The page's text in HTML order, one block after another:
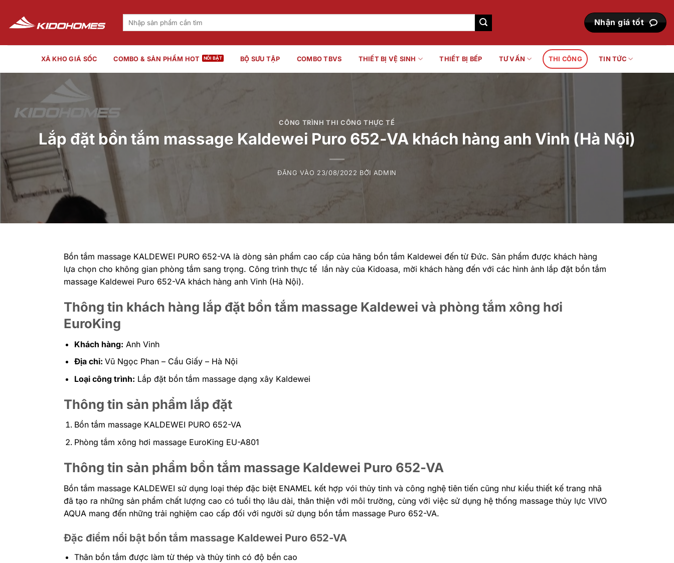
nội
dung
Tìm
Nhận giá tốt
XẢ KHO GIÁ SỐC COMBO & SẢN PHẨM HOT BỘ SƯU TẬP COMBO TBVS THIẾT BỊ VỆ SINH THIẾT BỊ BẾP TƯ VẤN THI CÔNG TIN TỨC
CÔNG TRÌNH THI CÔNG THỰC TẾ
Lắp đặt bồn tắm massage Kaldewei Puro 652-VA khách hàng anh Vinh (Hà Nội)
ĐĂNG VÀO 23/08/2022 BỞI ADMIN
Bồn tắm massage KALDEWEI PURO 652-VA là dòng sản phẩm cao cấp của hãng bồn tắm Kaldewei đến từ Đức. Sản phẩm được khách hàng
lựa chọn cho không gian phòng tắm sang trọng. Công trình thực tế lần này của Kidoasa, mời khách hàng đến với các hình ảnh lắp đặt bồn tắm
massage Kaldewei Puro 652-VA khách hàng anh Vinh (Hà Nội).
Thông tin khách hàng lắp đặt bồn tắm massage Kaldewei và phòng tắm xông hơi
EuroKing
Khách hàng: Anh Vinh
Địa chỉ: Vũ Ngọc Phan – Cầu Giấy – Hà Nội
Loại công trình: Lắp đặt bồn tắm massage dạng xây Kaldewei
Thông tin sản phẩm lắp đặt
Bồn tắm massage KALDEWEI PURO 652-VA
Phòng tắm xông hơi massage EuroKing EU-A801
Thông tin sản phẩm bồn tắm massage Kaldewei Puro 652-VA
Bồn tắm massage KALDEWEI sử dụng loại thép đặc biệt ENAMEL kết hợp vói thủy tinh và công nghệ tiên tiến cũng như kiểu thiết kế trang nhã
đã tạo ra những sản phẩm chất lượng cao có tuổi thọ lâu dài, thân thiện với môi trường, cùng với việc sử dụng hệ thống massage thủy lực VIVO
AQUA mang đến những trải nghiệm cao cấp đối với người sử dụng bồn tắm massage Puro 652-VA.
Đặc điểm nổi bật bồn tắm massage Kaldewei Puro 652-VA
Thân bồn tắm được làm từ thép và thủy tinh có độ bền cao